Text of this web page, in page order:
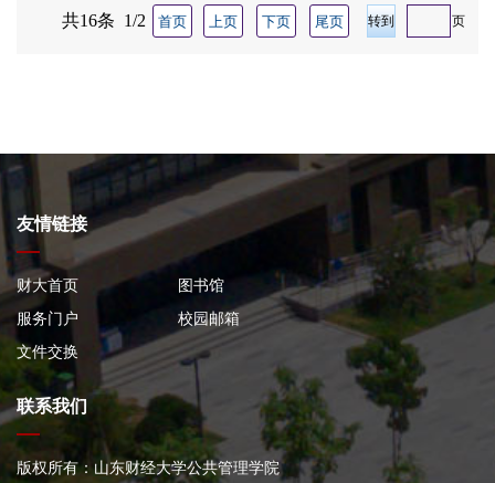
共16条 1/2 首页 上页 下页 尾页 页
友情链接
财大首页
图书馆
服务门户
校园邮箱
文件交换
联系我们
版权所有：山东财经大学公共管理学院